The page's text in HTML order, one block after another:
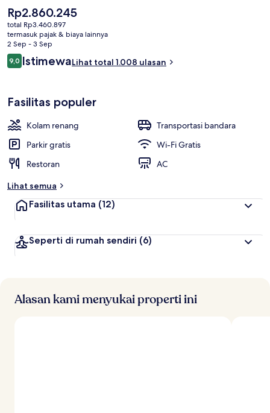
bar/lounge, dan pusat kebugaran. Para traveler menyukai staf dan
kondisi keseluruhan.
Harga
saat
ini
Rp2.860.245
Rp2.860.245
total Rp3.460.897
termasuk pajak & biaya lainnya
2 Sep - 3 Sep
Ulasan
9,09,0 dari 10
IstimewaLihat total 1.008 ulasan
Fasilitas populer
Kolam renang
Transportasi bandara
Parkir gratis
Wi-Fi Gratis
Restoran
AC
Lihat semua
Fasilitas utama (12)
Seperti di rumah sendiri (6)
Alasan kami menyukai properti ini